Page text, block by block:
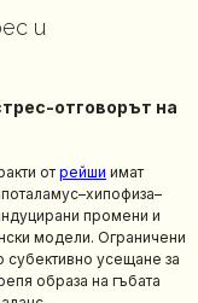
и
отговорът на
от рейши имат
промени и
модели. Ограничени
усещане за
образа на гъбата